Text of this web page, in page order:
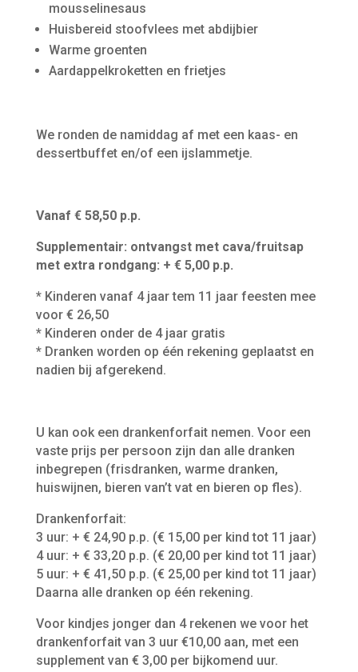
mousselinesaus
Huisbereid stoofvlees met abdijbier
Warme groenten
Aardappelkroketten en frietjes
We ronden de namiddag af met een kaas- en
dessertbuffet en/of een ijslammetje.
Vanaf € 58,50 p.p.
Supplementair: ontvangst met cava/fruitsap
met extra rondgang: + € 5,00 p.p.
* Kinderen vanaf 4 jaar tem 11 jaar feesten mee
voor € 26,50
* Kinderen onder de 4 jaar gratis
* Dranken worden op één rekening geplaatst en
nadien bij afgerekend.
U kan ook een drankenforfait nemen. Voor een
vaste prijs per persoon zijn dan alle dranken
inbegrepen (frisdranken, warme dranken,
huiswijnen, bieren van’t vat en bieren op fles).
Drankenforfait:
3 uur: + € 24,90 p.p. (€ 15,00 per kind tot 11 jaar)
4 uur: + € 33,20 p.p. (€ 20,00 per kind tot 11 jaar)
5 uur: + € 41,50 p.p. (€ 25,00 per kind tot 11 jaar)
Daarna alle dranken op één rekening.
Voor kindjes jonger dan 4 rekenen we voor het
drankenforfait van 3 uur €10,00 aan, met een
supplement van € 3,00 per bijkomend uur.